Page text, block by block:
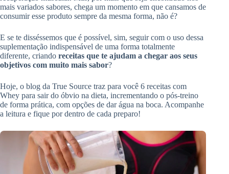
mais variados sabores, chega um momento em que cansamos de
consumir esse produto sempre da mesma forma, não é?
E se te disséssemos que é possível, sim, seguir com o uso dessa
suplementação indispensável de uma forma totalmente
diferente, criando receitas que te ajudam a chegar aos seus
objetivos com muito mais sabor?
Hoje, o blog da True Source traz para você 6 receitas com
Whey para sair do óbvio na dieta, incrementando o pós-treino
de forma prática, com opções de dar água na boca. Acompanhe
a leitura e fique por dentro de cada preparo!